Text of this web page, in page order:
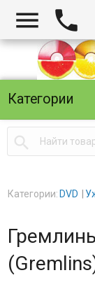
 
Категории

Категории: DVD